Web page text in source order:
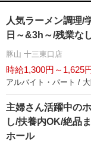
人気ラーメン調理/
日～&3h～/残業な
豚山 十三東口店
時給1,300円～1,625
アルバイト・パート /
主婦さん活躍中の
し/扶養内OK/絶品
ホール